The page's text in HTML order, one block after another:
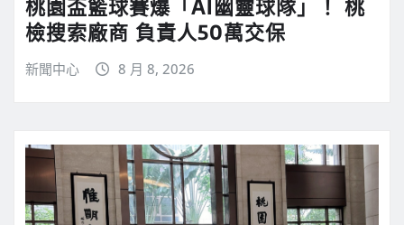
桃園盃籃球賽爆「AI幽靈球隊」！ 桃
檢搜索廠商 負責人50萬交保
新聞中心 8 月 8, 2026